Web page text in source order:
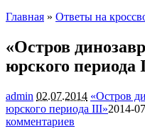
Главная » Ответы на
«Остров
юрского периода
admin 02.07.2014 «Остров
юрского периода III»2014-
комментариев